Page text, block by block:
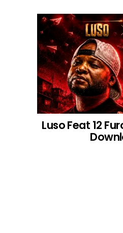
Luso Feat 12